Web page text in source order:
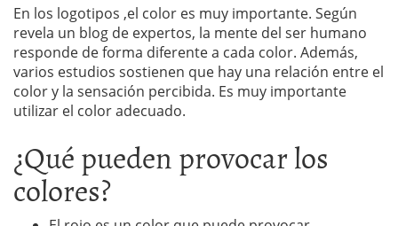
En los logotipos ,el color es muy importante. Según
revela un blog de expertos, la mente del ser humano
responde de forma diferente a cada color. Además,
varios estudios sostienen que hay una relación entre el
color y la sensación percibida. Es muy importante
utilizar el color adecuado.
¿Qué pueden provocar los
colores?